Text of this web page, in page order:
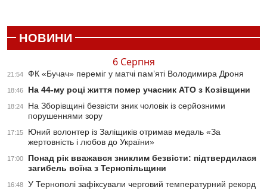
НОВИНИ
6 Серпня
21:54 ФК «Бучач» переміг у матчі пам’яті Володимира Дроня
18:46 На 44-му році життя помер учасник АТО з Козівщини
18:24
На Зборівщині безвісти зник чоловік із серйозними
порушеннями зору
17:15
Юний волонтер із Заліщиків отримав медаль «За
жертовність і любов до України»
17:00
Понад рік вважався зниклим безвісти: підтвердилася
загибель воїна з Тернопільщини
16:48 У Тернополі зафіксували черговий температурний рекорд